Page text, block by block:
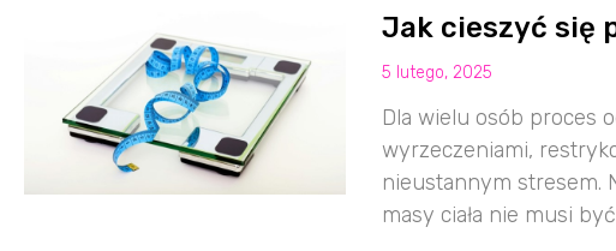
Jak cieszyć się
5 lutego, 2025
Dla wielu osób proces
wyrzeczeniami,
nieustannym stresem.
masy ciała nie musi